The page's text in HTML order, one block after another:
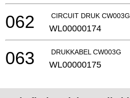
CIRCUIT DRUK CW003G
062 WL00000174
DRUKKABEL CW003G
063 WL00000175